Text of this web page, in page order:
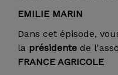
EMILIE MARIN
Dans cet épisode,
la présidente de
FRANCE AGRICOLE